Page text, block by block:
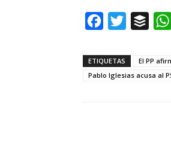
Facebook
Twitter Buffer
ETIQUETAS
El PP
Pablo Iglesias acusa al